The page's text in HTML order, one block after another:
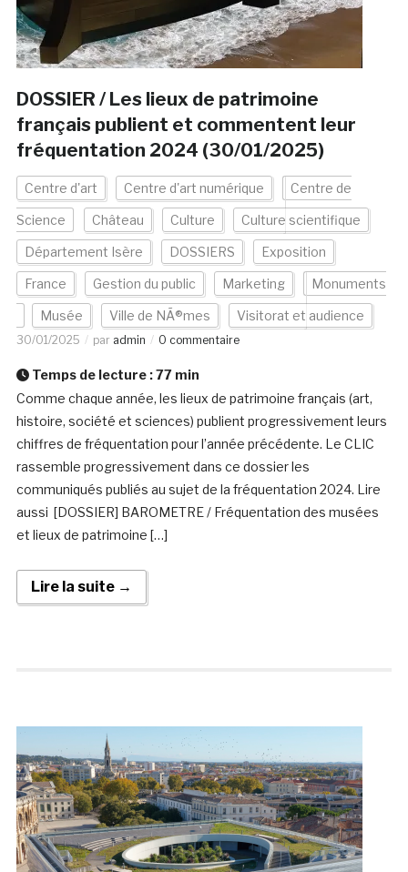
DOSSIER / Les lieux de patrimoine
français publient et commentent leur
fréquentation 2024 (30/01/2025)
Centre d'art Centre d'art numérique Centre de
Science Château Culture Culture scientifique
Département Isère DOSSIERS Exposition
France Gestion du public Marketing Monuments
Musée Ville de NÃ®mes Visitorat et audience
30/01/2025 par admin 0 commentaire
Temps de lecture :77 min
Comme chaque année, les lieux de patrimoine français (art,
histoire, société et sciences) publient progressivement leurs
chiffres de fréquentation pour l’année précédente. Le CLIC
rassemble progressivement dans ce dossier les
communiqués publiés au sujet de la fréquentation 2024. Lire
aussi [DOSSIER] BAROMETRE / Fréquentation des musées
et lieux de patrimoine […]
Lire la suite →